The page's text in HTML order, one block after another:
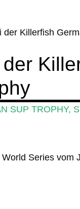
der Killerfish
SUP TROPHY,
Series vom